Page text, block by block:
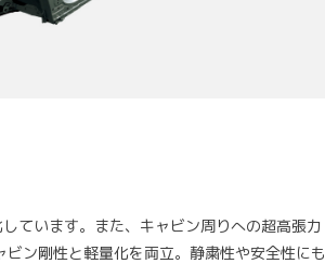
ています。また、キャビン周りへの超高張力
ン剛性と軽量化を両立。静粛性や安全性にも